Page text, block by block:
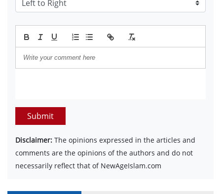
Submit
Disclaimer: The opinions expressed in the articles and
comments are the opinions of the authors and do not
necessarily reflect that of NewAgeIslam.com